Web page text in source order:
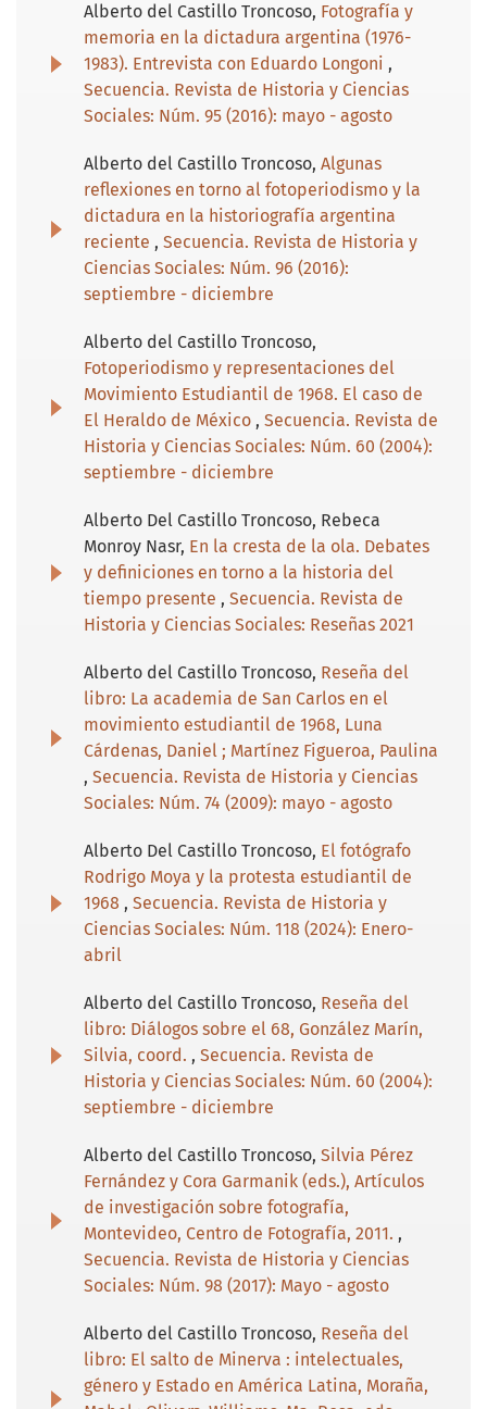
Alberto del Castillo Troncoso, Fotografía y
memoria en la dictadura argentina (1976-
1983). Entrevista con Eduardo Longoni ,
Secuencia. Revista de Historia y Ciencias
Sociales: Núm. 95 (2016): mayo - agosto
Alberto del Castillo Troncoso, Algunas
reflexiones en torno al fotoperiodismo y la
dictadura en la historiografía argentina
reciente , Secuencia. Revista de Historia y
Ciencias Sociales: Núm. 96 (2016):
septiembre - diciembre
Alberto del Castillo Troncoso,
Fotoperiodismo y representaciones del
Movimiento Estudiantil de 1968. El caso de
El Heraldo de México , Secuencia. Revista de
Historia y Ciencias Sociales: Núm. 60 (2004):
septiembre - diciembre
Alberto Del Castillo Troncoso, Rebeca
Monroy Nasr, En la cresta de la ola. Debates
y definiciones en torno a la historia del
tiempo presente , Secuencia. Revista de
Historia y Ciencias Sociales: Reseñas 2021
Alberto del Castillo Troncoso, Reseña del
libro: La academia de San Carlos en el
movimiento estudiantil de 1968, Luna
Cárdenas, Daniel ; Martínez Figueroa, Paulina
, Secuencia. Revista de Historia y Ciencias
Sociales: Núm. 74 (2009): mayo - agosto
Alberto Del Castillo Troncoso, El fotógrafo
Rodrigo Moya y la protesta estudiantil de
1968 , Secuencia. Revista de Historia y
Ciencias Sociales: Núm. 118 (2024): Enero-
abril
Alberto del Castillo Troncoso, Reseña del
libro: Diálogos sobre el 68, González Marín,
Silvia, coord. , Secuencia. Revista de
Historia y Ciencias Sociales: Núm. 60 (2004):
septiembre - diciembre
Alberto del Castillo Troncoso, Silvia Pérez
Fernández y Cora Garmanik (eds.), Artículos
de investigación sobre fotografía,
Montevideo, Centro de Fotografía, 2011. ,
Secuencia. Revista de Historia y Ciencias
Sociales: Núm. 98 (2017): Mayo - agosto
Alberto del Castillo Troncoso, Reseña del
libro: El salto de Minerva : intelectuales,
género y Estado en América Latina, Moraña,